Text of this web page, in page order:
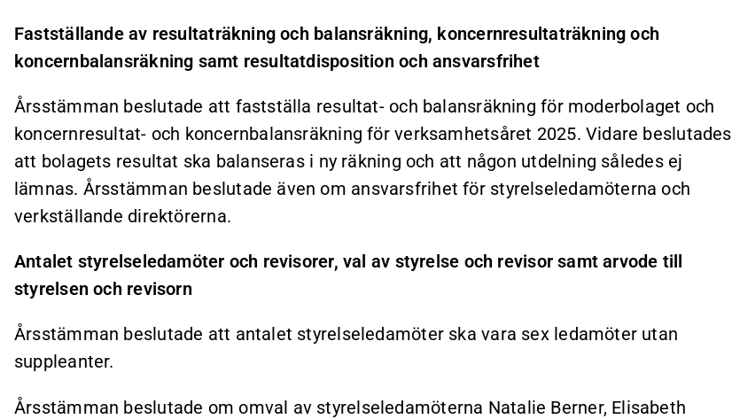
Fastställande av resultaträkning och balansräkning, koncernresultaträkning och
koncernbalansräkning samt resultatdisposition och ansvarsfrihet
Årsstämman beslutade att fastställa resultat- och balansräkning för moderbolaget och
koncernresultat- och koncernbalansräkning för verksamhetsåret 2025. Vidare beslutades
att bolagets resultat ska balanseras i ny räkning och att någon utdelning således ej
lämnas. Årsstämman beslutade även om ansvarsfrihet för styrelseledamöterna och
verkställande direktörerna.
Antalet styrelseledamöter och revisorer, val av styrelse och revisor samt arvode till
styrelsen och revisorn
Årsstämman beslutade att antalet styrelseledamöter ska vara sex ledamöter utan
suppleanter.
Årsstämman beslutade om omval av styrelseledamöterna Natalie Berner, Elisabeth